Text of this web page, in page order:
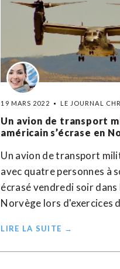
19 MARS 2022 LE JOURNAL
Un avion de transport
américain s’écrase en
Un avion de transport
avec quatre personnes à
écrasé vendredi soir dans
Norvège lors d'exercices
LIRE LA SUITE →